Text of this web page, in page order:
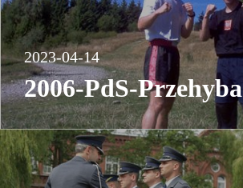
2023-04-14
2006-PdS-Przehyba